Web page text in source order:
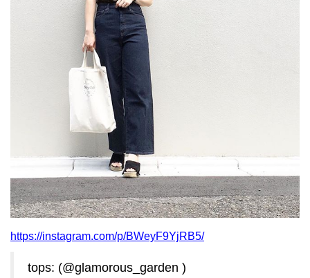
https://instagram.com/p/BWeyF9YjRB5/
tops: (@glamorous_garden )